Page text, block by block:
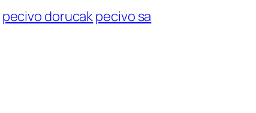
pecivo dorucakpecivo sa